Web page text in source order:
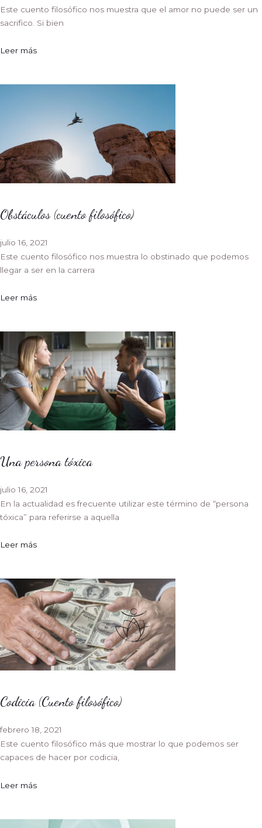
Este cuento filosófico nos muestra que el amor no puede ser un
sacrifico. Si bien
Leer más
Obstáculos (cuento filosófico)
julio 16, 2021
Este cuento filosófico nos muestra lo obstinado que podemos
llegar a ser en la carrera
Leer más
Una persona tóxica
julio 16, 2021
En la actualidad es frecuente utilizar este término de “persona
tóxica” para referirse a aquella
Leer más
Codicia (Cuento filosófico)
febrero 18, 2021
Este cuento filosófico más que mostrar lo que podemos ser
capaces de hacer por codicia,
Leer más